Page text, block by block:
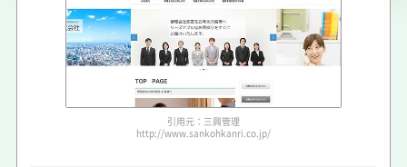
引用元：三興管理
http://www.sankohkanri.co.jp/